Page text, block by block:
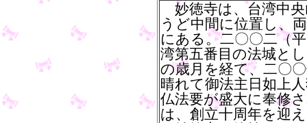
妙徳寺は、台湾中
うど中間に位置し、
にある。二〇〇二（
湾第五番目の法城と
の歳月を経て、二〇
晴れて御法主日如上
仏法要が盛大に奉修
は、創立十周年を迎